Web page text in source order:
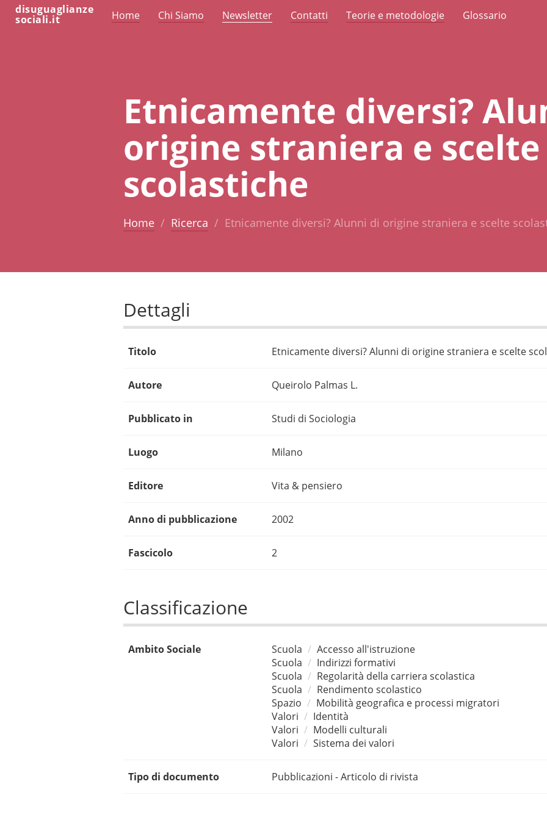
disuguaglianze
sociali.it Home Chi Siamo Newsletter Contatti Teorie e metodologie Glossario
Etnicamente diversi?
origine straniera e scelte
scolastiche
Home Ricerca Etnicamente diversi? Alunni di origine straniera e scelte
Dettagli
Titolo Etnicamente diversi? Alunni di origine straniera e scelte
Autore Queirolo Palmas L.
Pubblicato in Studi di Sociologia
Luogo Milano
Editore Vita & pensiero
Anno di pubblicazione 2002
Fascicolo 2
Classificazione
Ambito Sociale Scuola
Accesso all'istruzione
Scuola
Indirizzi formativi
Scuola
Regolarità della carriera scolastica
Scuola
Rendimento scolastico
Spazio
Mobilità geografica e processi migratori
Valori
Identità
Valori
Modelli culturali
Valori
Sistema dei valori
Tipo di documento Pubblicazioni - Articolo di rivista